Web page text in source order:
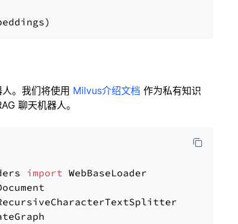
。我们将使用 Milvus介绍文档 作为私有知识
聊天机器人。
import